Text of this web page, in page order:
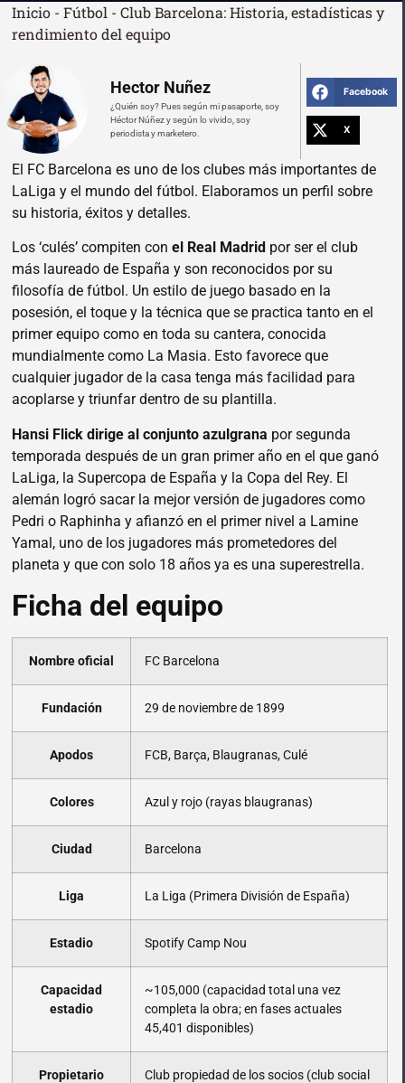
Inicio - Fútbol - Club Barcelona: Historia, estadísticas y
rendimiento del equipo
Hector Nuñez
¿Quién soy? Pues según mi pasaporte, soy
Héctor Núñez y según lo vivido, soy
periodista y marketero.
Facebook
X
El FC Barcelona es uno de los clubes más importantes de
LaLiga y el mundo del fútbol. Elaboramos un perfil sobre
su historia, éxitos y detalles.
Los ‘culés’ compiten con el Real Madrid por ser el club
más laureado de España y son reconocidos por su
filosofía de fútbol. Un estilo de juego basado en la
posesión, el toque y la técnica que se practica tanto en el
primer equipo como en toda su cantera, conocida
mundialmente como La Masia. Esto favorece que
cualquier jugador de la casa tenga más facilidad para
acoplarse y triunfar dentro de su plantilla.
Hansi Flick dirige al conjunto azulgrana por segunda
temporada después de un gran primer año en el que ganó
LaLiga, la Supercopa de España y la Copa del Rey. El
alemán logró sacar la mejor versión de jugadores como
Pedri o Raphinha y afianzó en el primer nivel a Lamine
Yamal, uno de los jugadores más prometedores del
planeta y que con solo 18 años ya es una superestrella.
Ficha del equipo
Nombre oficial FC Barcelona
Fundación 29 de noviembre de 1899
Apodos FCB, Barça, Blaugranas, Culé
Colores Azul y rojo (rayas blaugranas)
Ciudad Barcelona
Liga La Liga (Primera División de España)
Estadio Spotify Camp Nou
Capacidad
estadio
~105,000 (capacidad total una vez
completa la obra; en fases actuales
45,401 disponibles)
Propietario Club propiedad de los socios (club social